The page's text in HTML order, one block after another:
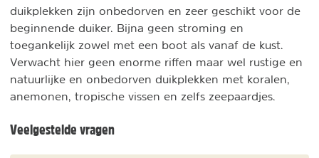
duikplekken zijn onbedorven en zeer geschikt voor de
beginnende duiker. Bijna geen stroming en
toegankelijk zowel met een boot als vanaf de kust.
Verwacht hier geen enorme riffen maar wel rustige en
natuurlijke en onbedorven duikplekken met koralen,
anemonen, tropische vissen en zelfs zeepaardjes.
Veelgestelde vragen